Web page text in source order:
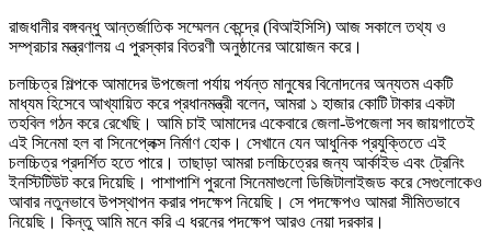
রাজধানীর বঙ্গবন্ধু আন্তর্জাতিক সম্মেলন কেন্দ্রে (বিআইসিসি) আজ সকালে তথ্য ও
সম্প্রচার মন্ত্রণালয় এ পুরস্কার বিতরণী অনুষ্ঠানের আয়োজন করে।
চলচ্চিত্র শিল্পকে আমাদের উপজেলা পর্যায় পর্যন্ত মানুষের বিনোদনের অন্যতম একটি
মাধ্যম হিসেবে আখ্যায়িত করে প্রধানমন্ত্রী বলেন, আমরা ১ হাজার কোটি টাকার একটা
তহবিল গঠন করে রেখেছি। আমি চাই আমাদের একেবারে জেলা-উপজেলা সব জায়গাতেই
এই সিনেমা হল বা সিনেপ্লেক্স নির্মাণ হোক। সেখানে যেন আধুনিক প্রযুক্তিতে এই
চলচ্চিত্র প্রদর্শিত হতে পারে। তাছাড়া আমরা চলচ্চিত্রের জন্য আর্কাইভ এবং ট্রেনিং
ইনস্টিটিউট করে দিয়েছি। পাশাপাশি পুরনো সিনেমাগুলো ডিজিটালাইজড করে সেগুলোকেও
আবার নতুনভাবে উপস্থাপন করার পদক্ষেপ নিয়েছি। সে পদক্ষেপও আমরা সীমিতভাবে
নিয়েছি। কিন্তু আমি মনে করি এ ধরনের পদক্ষেপ আরও নেয়া দরকার।